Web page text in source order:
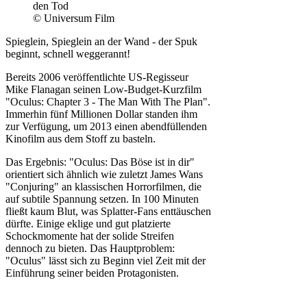
© Universum Film
Spieglein, Spieglein an der Wand - der Spuk
beginnt, schnell weggerannt!
Bereits 2006 veröffentlichte US-Regisseur
Mike Flanagan seinen Low-Budget-Kurzfilm
"Oculus: Chapter 3 - The Man With The Plan".
Immerhin fünf Millionen Dollar standen ihm
zur Verfügung, um 2013 einen abendfüllenden
Kinofilm aus dem Stoff zu basteln.
Das Ergebnis: "Oculus: Das Böse ist in dir"
orientiert sich ähnlich wie zuletzt James Wans
"Conjuring" an klassischen Horrorfilmen, die
auf subtile Spannung setzen. In 100 Minuten
fließt kaum Blut, was Splatter-Fans enttäuschen
dürfte. Einige eklige und gut platzierte
Schockmomente hat der solide Streifen
dennoch zu bieten. Das Hauptproblem:
"Oculus" lässt sich zu Beginn viel Zeit mit der
Einführung seiner beiden Protagonisten.